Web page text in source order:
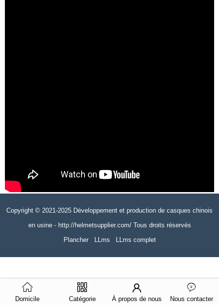
Copyright © 2021-2025 Développement et production de casques chinois
en usine - http://helmetsupplier.com/ Tous droits réservés
Plancher
LLms LLms complet
Domicile Catégorie À propos de nous Nous contacter